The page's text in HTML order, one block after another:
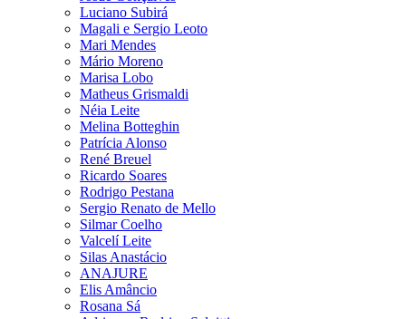
Luciano Subirá
Magali e Sergio Leoto
Mari Mendes
Mário Moreno
Marisa Lobo
Matheus Grismaldi
Néia Leite
Melina Botteghin
Patrícia Alonso
René Breuel
Ricardo Soares
Rodrigo Pestana
Sergio Renato de Mello
Silmar Coelho
Valcelí Leite
Silas Anastácio
ANAJURE
Elis Amâncio
Rosana Sá